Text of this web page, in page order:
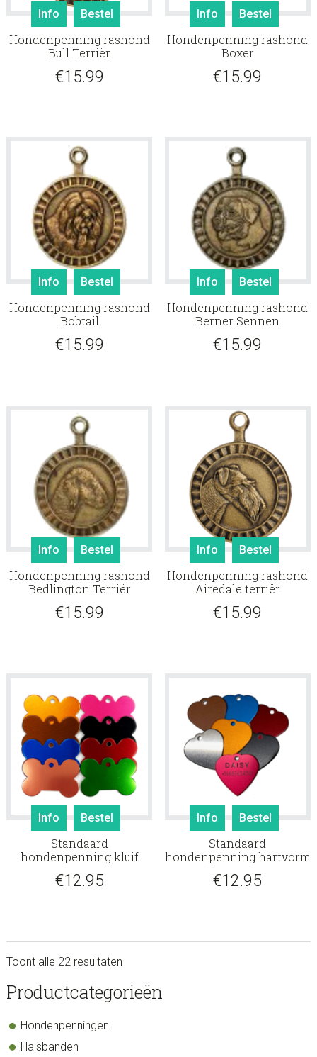
Info Bestel
Hondenpenning rashond
Bull Terriër
€15.99
Info Bestel
Hondenpenning rashond
Boxer
€15.99
Info Bestel
Hondenpenning rashond
Bobtail
€15.99
Info Bestel
Hondenpenning rashond
Berner Sennen
€15.99
Info Bestel
Hondenpenning rashond
Bedlington Terriër
€15.99
Info Bestel
Hondenpenning rashond
Airedale terriër
€15.99
Info Bestel
Standaard
hondenpenning kluif
€12.95
Info Bestel
Standaard
hondenpenning hartvorm
€12.95
Toont alle 22 resultaten
sidebar
Blog
Productcategorieën
Hondenpenningen
Halsbanden